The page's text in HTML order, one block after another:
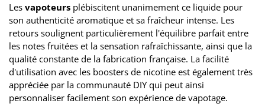
Les vapoteurs plébiscitent unanimement ce liquide pour
son authenticité aromatique et sa fraîcheur intense. Les
retours soulignent particulièrement l'équilibre parfait entre
les notes fruitées et la sensation rafraîchissante, ainsi que la
qualité constante de la fabrication française. La facilité
d'utilisation avec les boosters de nicotine est également très
appréciée par la communauté DIY qui peut ainsi
personnaliser facilement son expérience de vapotage.